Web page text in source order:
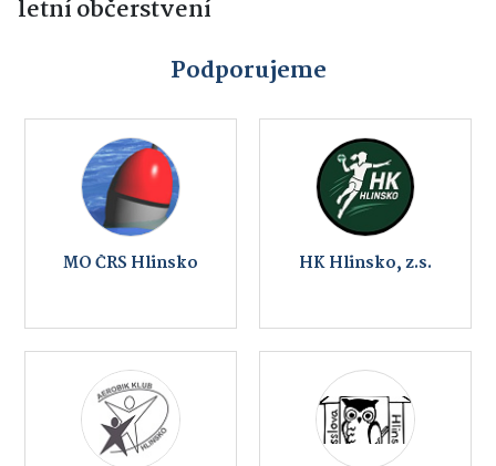
letní občerstvení
Podporujeme
MO ČRS Hlinsko HK Hlinsko, z.s.